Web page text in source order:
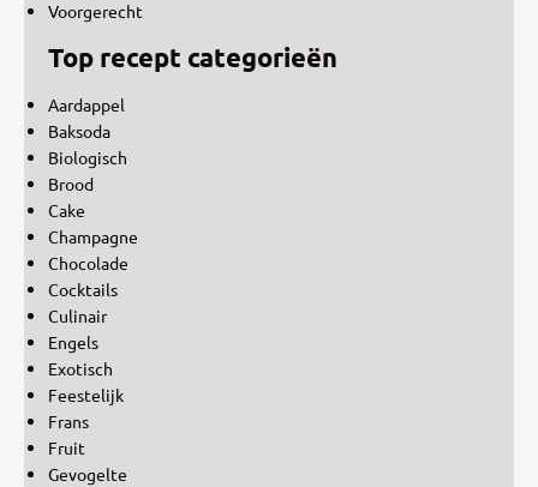
Voorgerecht
Top recept categorieën
Aardappel
Baksoda
Biologisch
Brood
Cake
Champagne
Chocolade
Cocktails
Culinair
Engels
Exotisch
Feestelijk
Frans
Fruit
Gevogelte